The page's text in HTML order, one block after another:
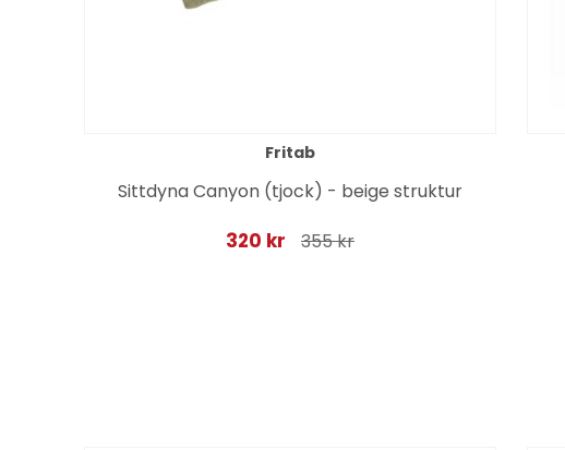
Fritab
Sittdyna Canyon (tjock) - beige struktur
320 kr 355 kr